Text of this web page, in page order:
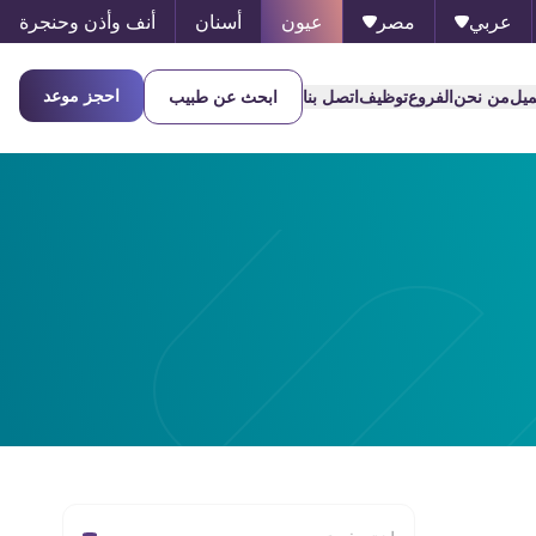
عربي مصر عيون أسنان أنف وأذن وحنجرة
من نحنالفروعتوظيفاتصل بنا ابحث عن طبيب احجز موعد